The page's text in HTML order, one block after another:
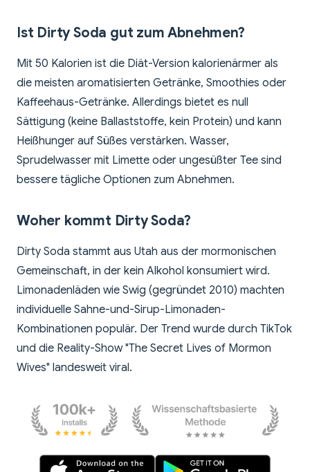
Ist Dirty Soda gut zum Abnehmen?
Mit 50 Kalorien ist die Diät-Version kalorienärmer als
die meisten aromatisierten Getränke, Smoothies oder
Kaffeehaus-Getränke. Allerdings bietet es null
Sättigung (keine Ballaststoffe, kein Protein) und kann
Heißhunger auf Süßes verstärken. Wasser,
Sprudelwasser mit Limette oder ungesüßter Tee sind
bessere tägliche Optionen zum Abnehmen.
Woher kommt Dirty Soda?
Dirty Soda stammt aus Utah aus der mormonischen
Gemeinschaft, in der kein Alkohol konsumiert wird.
Limonadenläden wie Swig (gegründet 2010) machten
individuelle Sahne-und-Sirup-Limonaden-
Kombinationen populär. Der Trend wurde durch TikTok
und die Reality-Show "The Secret Lives of Mormon
Wives" landesweit viral.